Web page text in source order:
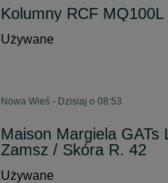
Kolumny RCF MQ100L
Używane
Nowa Wieś - Dzisiaj o 08:53
Maison Margiela GATs
Zamsz / Skóra R. 42
Używane